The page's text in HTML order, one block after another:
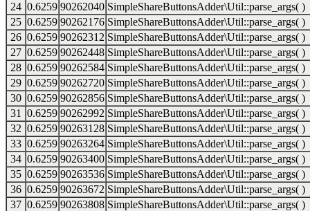
24 0.6259 90262040 SimpleShareButtonsAdder\Util::parse_args( )
25 0.6259 90262176 SimpleShareButtonsAdder\Util::parse_args( )
26 0.6259 90262312 SimpleShareButtonsAdder\Util::parse_args( )
27 0.6259 90262448 SimpleShareButtonsAdder\Util::parse_args( )
28 0.6259 90262584 SimpleShareButtonsAdder\Util::parse_args( )
29 0.6259 90262720 SimpleShareButtonsAdder\Util::parse_args( )
30 0.6259 90262856 SimpleShareButtonsAdder\Util::parse_args( )
31
0.6259 90262992 SimpleShareButtonsAdder\Util::parse_args( )
32 0.6259 90263128 SimpleShareButtonsAdder\Util::parse_args( )
33 0.6259 90263264 SimpleShareButtonsAdder\Util::parse_args( )
34 0.6259 90263400 SimpleShareButtonsAdder\Util::parse_args( )
35 0.6259 90263536 SimpleShareButtonsAdder\Util::parse_args( )
36 0.6259 90263672 SimpleShareButtonsAdder\Util::parse_args( )
37 0.6259 90263808 SimpleShareButtonsAdder\Util::parse_args( )